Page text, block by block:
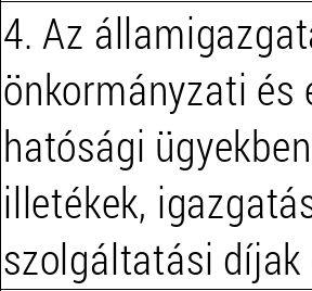
4. Az
önkormányzati és
hatósági
illetékek,
szolgáltatási díjak